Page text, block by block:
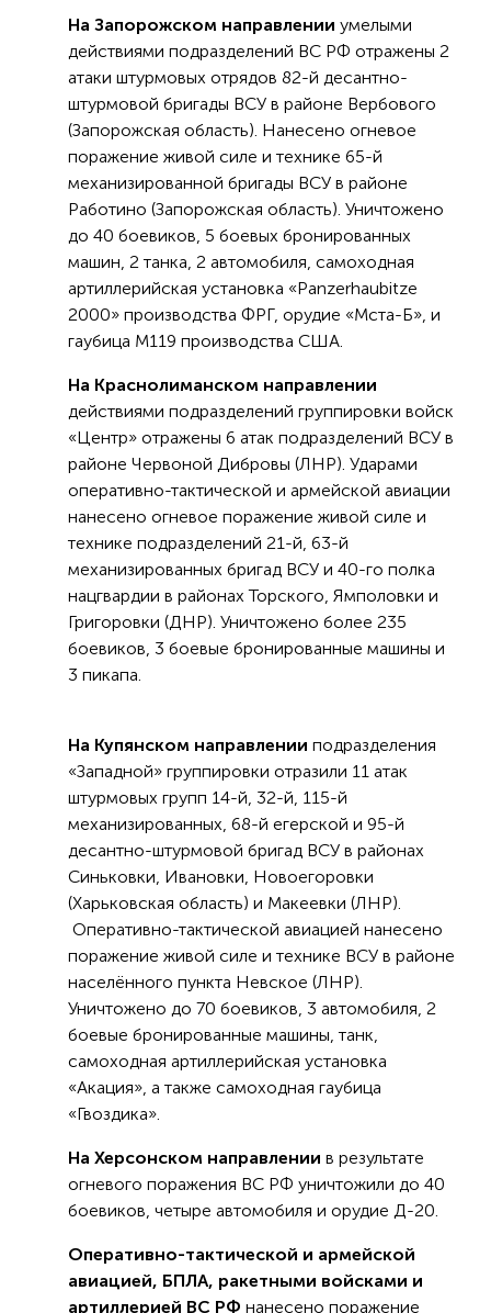
На Запорожском направлении умелыми
действиями подразделений ВС РФ отражены 2
атаки штурмовых отрядов 82-й десантно-
штурмовой бригады ВСУ в районе Вербового
(Запорожская область). Нанесено огневое
поражение живой силе и технике 65-й
механизированной бригады ВСУ в районе
Работино (Запорожская область). Уничтожено
до 40 боевиков, 5 боевых бронированных
машин, 2 танка, 2 автомобиля, самоходная
артиллерийская установка «Panzerhaubitze
2000» производства ФРГ, орудие «Мста-Б», и
гаубица М119 производства США.
На Краснолиманском направлении
действиями подразделений группировки войск
«Центр» отражены 6 атак подразделений ВСУ в
районе Червоной Дибровы (ЛНР). Ударами
оперативно-тактической и армейской авиации
нанесено огневое поражение живой силе и
технике подразделений 21-й, 63-й
механизированных бригад ВСУ и 40-го полка
нацгвардии в районах Торского, Ямполовки и
Григоровки (ДНР). Уничтожено более 235
боевиков, 3 боевые бронированные машины и
3 пикапа.
На Купянском направлении подразделения
«Западной» группировки отразили 11 атак
штурмовых групп 14-й, 32-й, 115-й
механизированных, 68-й егерской и 95-й
десантно-штурмовой бригад ВСУ в районах
Синьковки, Ивановки, Новоегоровки
(Харьковская область) и Макеевки (ЛНР).
Оперативно-тактической авиацией нанесено
поражение живой силе и технике ВСУ в районе
населённого пункта Невское (ЛНР).
Уничтожено до 70 боевиков, 3 автомобиля, 2
боевые бронированные машины, танк,
самоходная артиллерийская установка
«Акация», а также самоходная гаубица
«Гвоздика».
На Херсонском направлении в результате
огневого поражения ВС РФ уничтожили до 40
боевиков, четыре автомобиля и орудие Д-20.
Оперативно-тактической и армейской
авиацией, БПЛА, ракетными войсками и
артиллерией ВС РФ нанесено поражение